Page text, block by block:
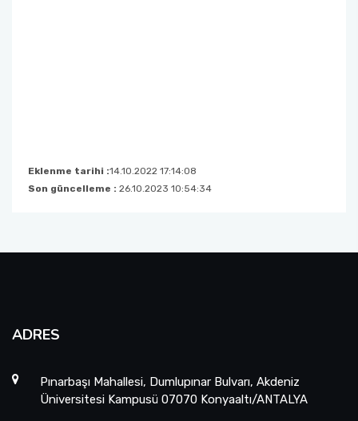
Eklenme tarihi :14.10.2022 17:14:08
Son güncelleme : 26.10.2023 10:54:34
ADRES
Pınarbaşı Mahallesi, Dumlupınar Bulvarı, Akdeniz
Üniversitesi Kampusü 07070 Konyaaltı/ANTALYA